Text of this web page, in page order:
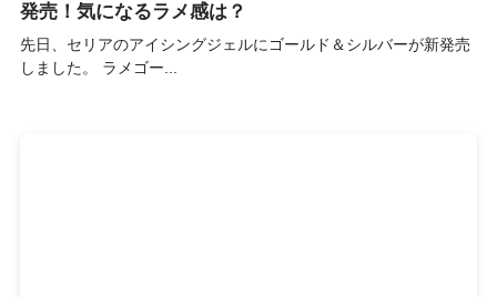
発売！気になるラメ感は？
先日、セリアのアイシングジェルにゴールド＆シルバーが新発売
しました。 ラメゴー...